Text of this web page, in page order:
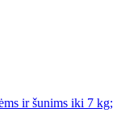
ir šunims iki 7 kg;